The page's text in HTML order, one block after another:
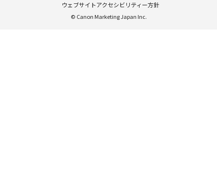
ウェブサイトアクセシビリティー方針
© Canon Marketing Japan Inc.